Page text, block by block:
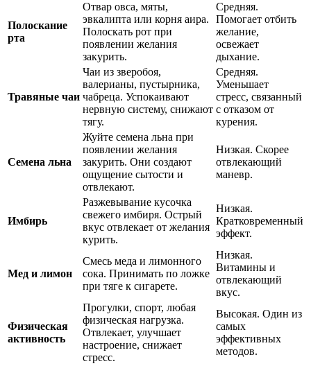
Полоскание
рта
Отвар овса, мяты,
эвкалипта или корня аира.
Полоскать рот при
появлении желания
закурить.
Средняя.
Помогает отбить
желание,
освежает
дыхание.
Травяные чаи
Чаи из зверобоя,
валерианы, пустырника,
чабреца. Успокаивают
нервную систему, снижают
тягу.
Средняя.
Уменьшает
стресс, связанный
с отказом от
курения.
Семена льна
Жуйте семена льна при
появлении желания
закурить. Они создают
ощущение сытости и
отвлекают.
Низкая. Скорее
отвлекающий
маневр.
Имбирь
Разжевывание кусочка
свежего имбиря. Острый
вкус отвлекает от желания
курить.
Низкая.
Кратковременный
эффект.
Мед и лимон
Смесь меда и лимонного
сока. Принимать по ложке
при тяге к сигарете.
Низкая.
Витамины и
отвлекающий
вкус.
Физическая
активность
Прогулки, спорт, любая
физическая нагрузка.
Отвлекает, улучшает
настроение, снижает
стресс.
Высокая. Один из
самых
эффективных
методов.